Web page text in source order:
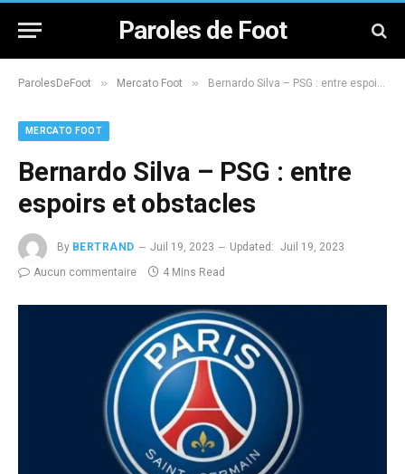
Paroles de Foot
ParolesDeFoot » Mercato Foot » Bernardo Silva – PSG : entre espoirs et obstacles
MERCATO FOOT
Bernardo Silva – PSG : entre
espoirs et obstacles
By BERTRAND Juil 19, 2023 Updated: Juil 19, 2023
Aucun commentaire
4 Mins Read